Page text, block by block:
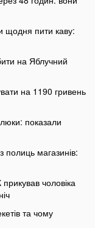
щодня пити каву:
на Яблучний
на 1190 гривень
показали
полиць магазинів:
чоловіка
та чому